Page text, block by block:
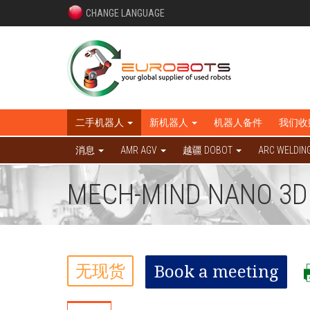
CHANGE LANGUAGE
二手机器人 新机器人 机器人备件 我们
消息 AMR AGV 越疆 DOBOT ARC
MECH-MIND NANO
无现货 Book a meeting